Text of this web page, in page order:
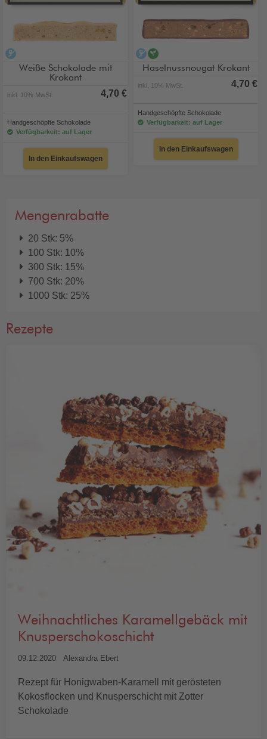
Weiße Schokolade mit
Krokant
inkl. 10% MwSt. 4,70 €
Handgeschöpfte Schokolade
Verfügbarkeit: auf Lager
In den Einkaufswagen
alkoholfrei
Haselnussnougat Krokant
inkl. 10% MwSt. 4,70 €
Handgeschöpfte Schokolade
Verfügbarkeit: auf Lager
In den Einkaufswagen
Mengenrabatte
20 Stk: 5%
100 Stk: 10%
300 Stk: 15%
700 Stk: 20%
1000 Stk: 25%
Rezepte
Weihnachtliches Karamellgebäck mit
Knusperschokoschicht
09.12.2020 Alexandra Ebert
Rezept für Honigwaben-Karamell mit gerösteten
Kokosflocken und Knusperschicht mit Zotter
Schokolade